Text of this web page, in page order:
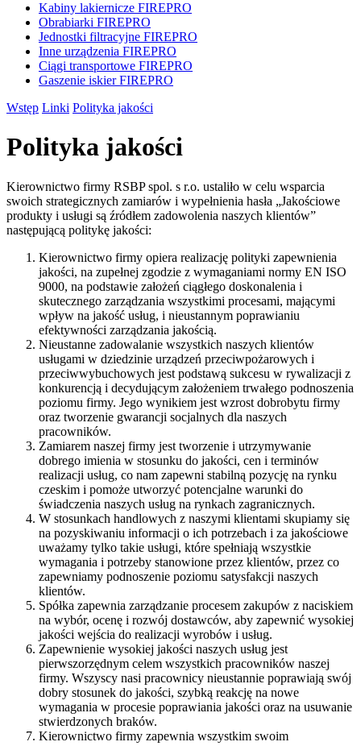
Kabiny lakiernicze FIREPRO
Obrabiarki FIREPRO
Jednostki filtracyjne FIREPRO
Inne urządzenia FIREPRO
Ciągi transportowe FIREPRO
Gaszenie iskier FIREPRO
Wstęp Linki Polityka jakości
Polityka jakości
Kierownictwo firmy RSBP spol. s r.o. ustaliło w celu wsparcia
swoich strategicznych zamiarów i wypełnienia hasła „Jakościowe
produkty i usługi są źródłem zadowolenia naszych klientów”
następującą politykę jakości:
Kierownictwo firmy opiera realizację polityki zapewnienia
jakości, na zupełnej zgodzie z wymaganiami normy EN ISO
9000, na podstawie założeń ciągłego doskonalenia i
skutecznego zarządzania wszystkimi procesami, mającymi
wpływ na jakość usług, i nieustannym poprawianiu
efektywności zarządzania jakością.
Nieustanne zadowalanie wszystkich naszych klientów
usługami w dziedzinie urządzeń przeciwpożarowych i
przeciwwybuchowych jest podstawą sukcesu w rywalizacji z
konkurencją i decydującym założeniem trwałego podnoszenia
poziomu firmy. Jego wynikiem jest wzrost dobrobytu firmy
oraz tworzenie gwarancji socjalnych dla naszych
pracowników.
Zamiarem naszej firmy jest tworzenie i utrzymywanie
dobrego imienia w stosunku do jakości, cen i terminów
realizacji usług, co nam zapewni stabilną pozycję na rynku
czeskim i pomoże utworzyć potencjalne warunki do
świadczenia naszych usług na rynkach zagranicznych.
W stosunkach handlowych z naszymi klientami skupiamy się
na pozyskiwaniu informacji o ich potrzebach i za jakościowe
uważamy tylko takie usługi, które spełniają wszystkie
wymagania i potrzeby stanowione przez klientów, przez co
zapewniamy podnoszenie poziomu satysfakcji naszych
klientów.
Spółka zapewnia zarządzanie procesem zakupów z naciskiem
na wybór, ocenę i rozwój dostawców, aby zapewnić wysokiej
jakości wejścia do realizacji wyrobów i usług.
Zapewnienie wysokiej jakości naszych usług jest
pierwszorzędnym celem wszystkich pracowników naszej
firmy. Wszyscy nasi pracownicy nieustannie poprawiają swój
dobry stosunek do jakości, szybką reakcję na nowe
wymagania w procesie poprawiania jakości oraz na usuwanie
stwierdzonych braków.
Kierownictwo firmy zapewnia wszystkim swoim